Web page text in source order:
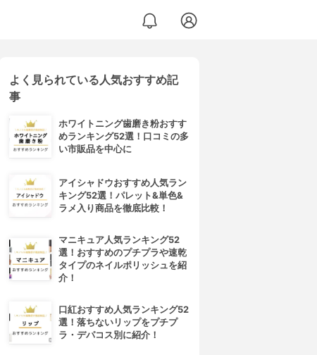
よく見られている人気おすすめ記
事
ホワイトニング歯磨き粉おすす
めランキング52選！口コミの多
い市販品を中心に
アイシャドウおすすめ人気ラン
キング52選！パレット&単色&
ラメ入り商品を徹底比較！
マニキュア人気ランキング52
選！おすすめのプチプラや速乾
タイプのネイルポリッシュを紹
介！
口紅おすすめ人気ランキング52
選！落ちないリップをプチプ
ラ・デパコス別に紹介！